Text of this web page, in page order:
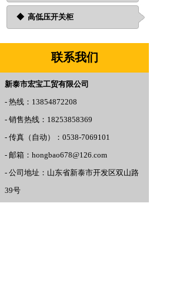
◆ 高低压开关柜
联系我们
新泰市宏宝工贸有限公司
- 热线：13854872208
- 销售热线：18253858369
- 传真（自动）：0538-7069101
- 邮箱：hongbao678@126.com
- 公司地址：山东省新泰市开发区双山路
39号